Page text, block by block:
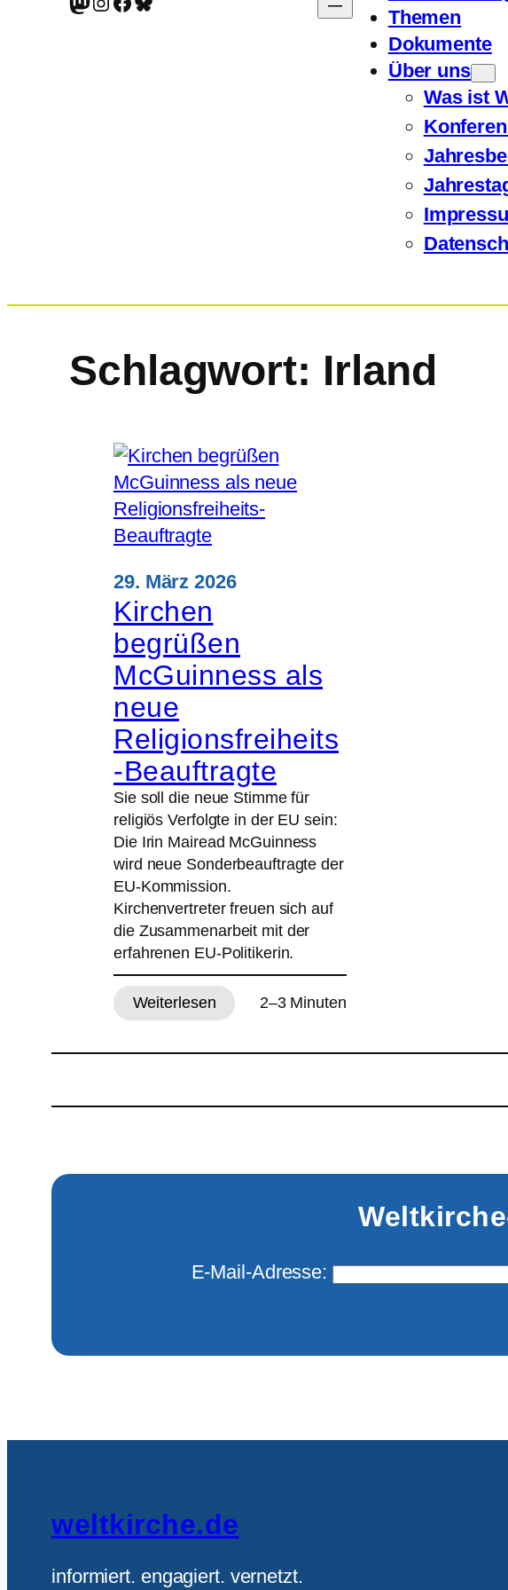
Themen
Dokumente
Über uns
Was ist
Schlagwort: Irland
29. März 2026
Kirchen
begrüßen
McGuinness als
neue
Religionsfreiheits
-Beauftragte
Sie soll die neue Stimme für
religiös Verfolgte in der EU sein:
Die Irin Mairead McGuinness
wird neue Sonderbeauftragte der
EU-Kommission.
Kirchenvertreter freuen sich auf
die Zusammenarbeit mit der
erfahrenen EU-Politikerin.
Weiterlesen
:
begrüßen
2–3 Minuten
E-Mail-Adresse:
weltkirche.de
informiert. engagiert. vernetzt.